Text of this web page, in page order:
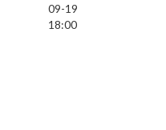
09-19
18:00